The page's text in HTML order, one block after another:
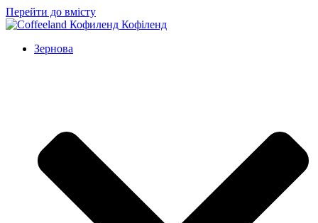
Перейти до вмісту
Зернова